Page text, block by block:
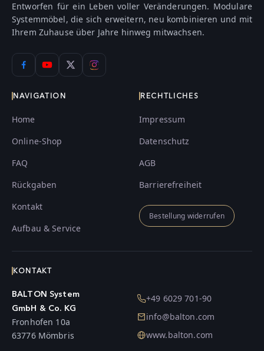
Entworfen für ein Leben voller Veränderungen. Modulare
Systemmöbel, die sich erweitern, neu kombinieren und mit
Ihrem Zuhause über Jahre hinweg mitwachsen.
NAVIGATION
Home
Online-Shop
FAQ
Rückgaben
Kontakt
Aufbau & Service
RECHTLICHES
Impressum
Datenschutz
AGB
Barrierefreiheit
Bestellung widerrufen
KONTAKT
BALTON System
GmbH & Co. KG
Fronhofen 10a
63776 Mömbris
+49 6029 701-90
info@balton.com
www.balton.com